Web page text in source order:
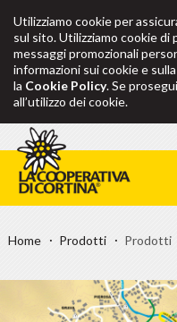
Utilizziamo cookie per
sul sito. Utilizziamo cookie
messaggi promozionali
informazioni sui cookie e
la Cookie Policy. Se
all’utilizzo dei cookie.
Home Prodotti Prodotti